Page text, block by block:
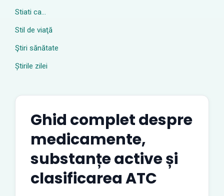
Stiati ca…
Stil de viaţă
Ştiri sănătate
Știrile zilei
Ghid complet despre
medicamente,
substanțe active și
clasificarea ATC